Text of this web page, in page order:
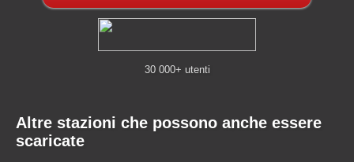
30 000+ utenti
Altre stazioni che possono anche essere
scaricate